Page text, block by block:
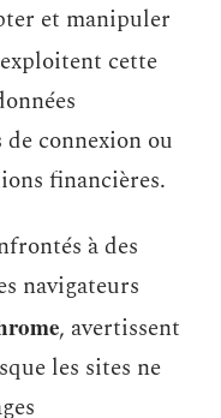
et manipuler
exploitent cette
connexion ou
financières.
à des
navigateurs
, avertissent
les sites ne